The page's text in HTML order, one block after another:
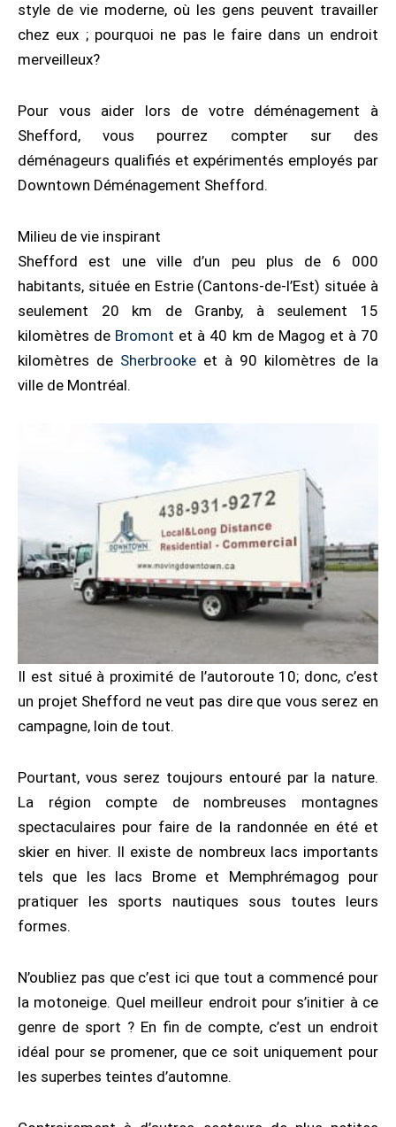
style de vie moderne, où les gens peuvent travailler
chez eux ; pourquoi ne pas le faire dans un endroit
merveilleux?
Pour vous aider lors de votre déménagement à
Shefford, vous pourrez compter sur des
déménageurs qualifiés et expérimentés employés par
Downtown Déménagement Shefford.
Milieu de vie inspirant
Shefford est une ville d’un peu plus de 6 000
habitants, située en Estrie (Cantons-de-l’Est) située à
seulement 20 km de Granby, à seulement 15
kilomètres de Bromont et à 40 km de Magog et à 70
kilomètres de Sherbrooke et à 90 kilomètres de la
ville de Montréal.
Il est situé à proximité de l’autoroute 10; donc, c’est
un projet Shefford ne veut pas dire que vous serez en
campagne, loin de tout.
Pourtant, vous serez toujours entouré par la nature.
La région compte de nombreuses montagnes
spectaculaires pour faire de la randonnée en été et
skier en hiver. Il existe de nombreux lacs importants
tels que les lacs Brome et Memphrémagog pour
pratiquer les sports nautiques sous toutes leurs
formes.
N’oubliez pas que c’est ici que tout a commencé pour
la motoneige. Quel meilleur endroit pour s’initier à ce
genre de sport ? En fin de compte, c’est un endroit
idéal pour se promener, que ce soit uniquement pour
les superbes teintes d’automne.